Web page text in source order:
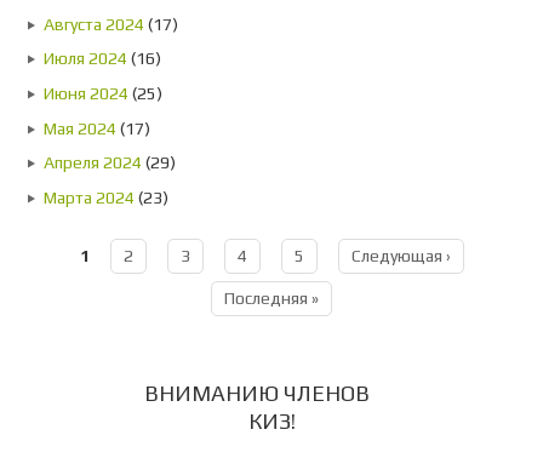
Августа 2024 (17)
Июля 2024 (16)
Июня 2024 (25)
Мая 2024 (17)
Апреля 2024 (29)
Марта 2024 (23)
Страницы
1 2 3 4 5 Следующая ›
Последняя »
ВНИМАНИЮ ЧЛЕНОВ
КИЗ!